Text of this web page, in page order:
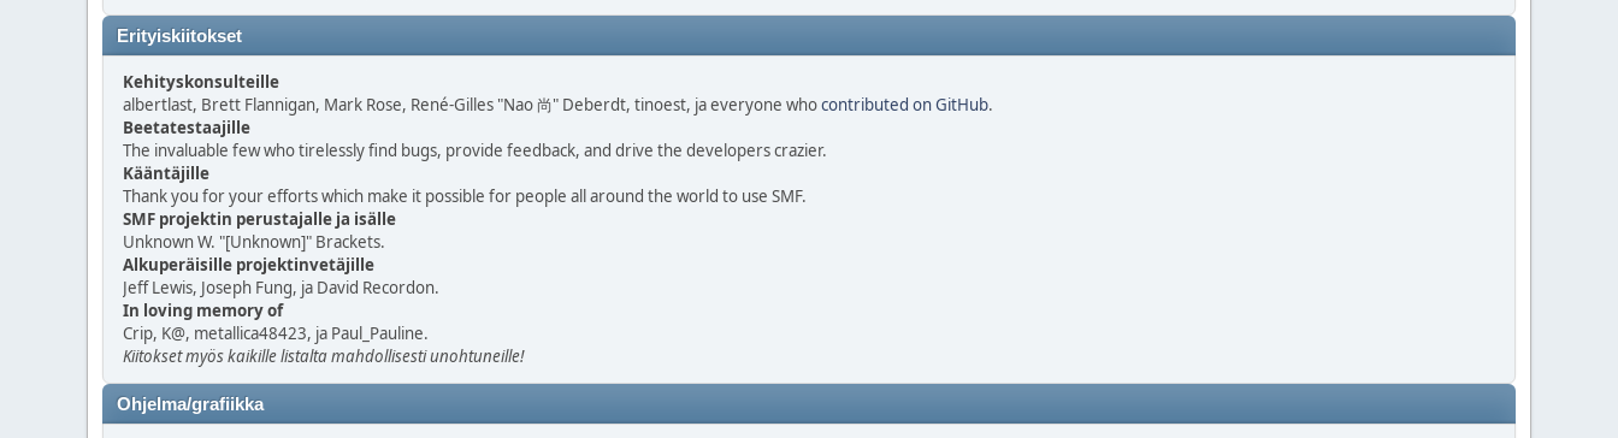
Erityiskiitokset
Kehityskonsulteille
albertlast, Brett Flannigan, Mark Rose, René-Gilles "Nao 尚" Deberdt, tinoest, ja everyone whocontributed on GitHub.
Beetatestaajille
The invaluable few who tirelessly find bugs, provide feedback, and drive the developers crazier.
Kääntäjille
Thank you for your efforts which make it possible for people all around the world to use SMF.
SMF projektin perustajalle ja isälle
Unknown W. "[Unknown]" Brackets.
Alkuperäisille projektinvetäjille
Jeff Lewis, Joseph Fung, ja David Recordon.
In loving memory of
Crip, K@, metallica48423, ja Paul_Pauline.
Kiitokset myös kaikille listalta mahdollisesti unohtuneille!
Ohjelma/grafiikka